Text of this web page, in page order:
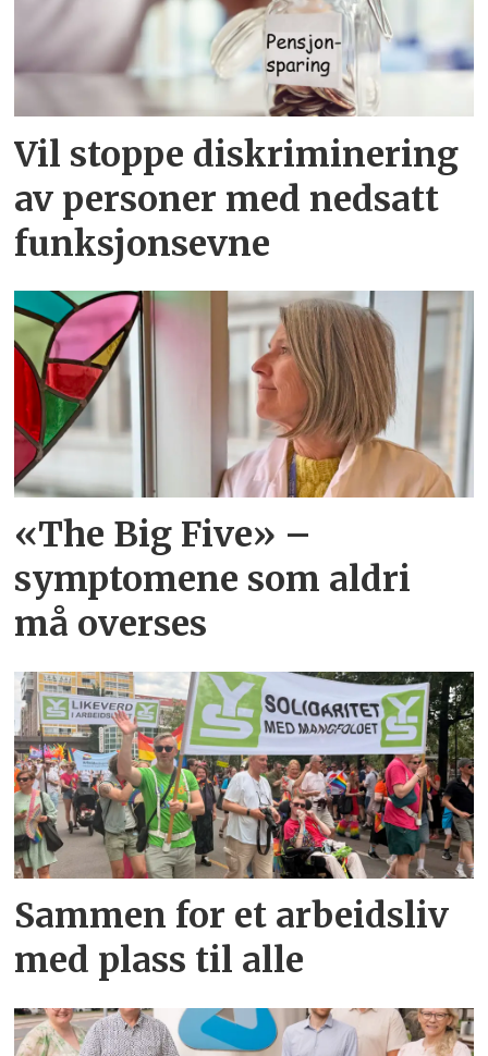
Vil stoppe diskriminering
av personer med nedsatt
funksjonsevne
«The Big Five» –
symptomene som aldri
må overses
Sammen for et arbeidsliv
med plass til alle